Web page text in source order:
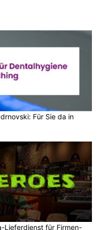
Für Sie da in
Lieferdienst für Firmen-